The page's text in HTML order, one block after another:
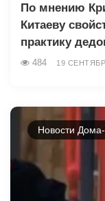
По мнению
Китаеву
практику
484 19
Новости